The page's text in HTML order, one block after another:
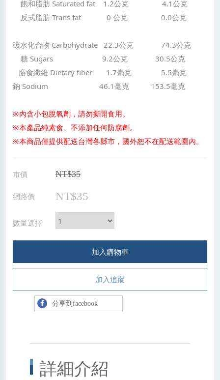
飽和脂肪 Saturated fat 1.2公克 4.1公克
反式脂肪 Trans fat 0 公克 0.0公克
碳水化合物 Carbohydrate 22.3公克 74.3公克
糖 Sugars 9.2公克 30.5公克
膳食纖維 Dietary fiber 1.7毫克 5.5毫克
鈉 Sodium 46.1毫克 153.5毫克
※內含小包脫氧劑，請勿撕開食用。
※本產品純素食、不添加任何防腐劑。
※本商品僅提供配送台灣各縣市，國外恕不在配送範圍內。
市價 NT$35
網路價 NT$35
數量選擇
加入購物車
加入追蹤
分享到facebook
詳細介紹